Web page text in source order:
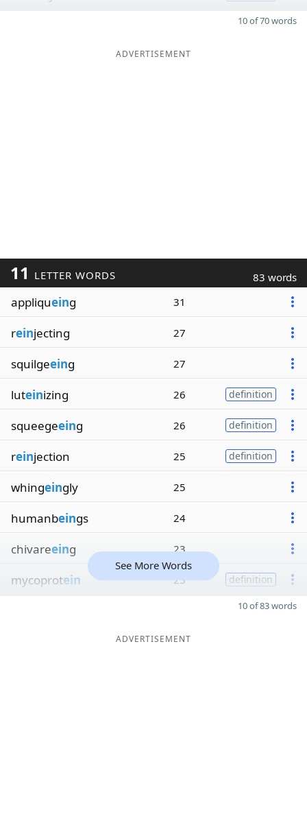
10 of 70 words
ADVERTISEMENT
11 LETTER WORDS 83 words
appliqueing 31
reinjecting 27
squilgeeing 27
luteinizing 26 definition
squeegeeing 26 definition
reinjection 25 definition
whingeingly 25
humanbeings 24
chivareeing 23
mycoprotein 23 definition
See More Words
10 of 83 words
ADVERTISEMENT